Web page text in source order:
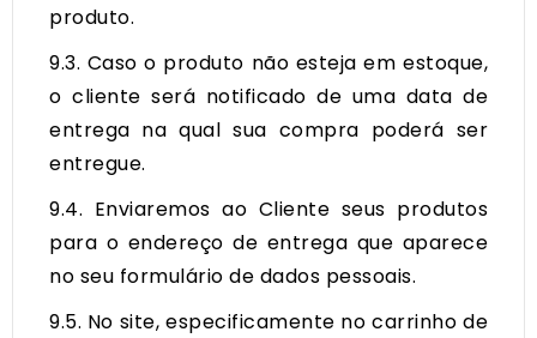
produto.
9.3. Caso o produto não esteja em estoque,
o cliente será notificado de uma data de
entrega na qual sua compra poderá ser
entregue.
9.4. Enviaremos ao Cliente seus produtos
para o endereço de entrega que aparece
no seu formulário de dados pessoais.
9.5. No site, especificamente no carrinho de